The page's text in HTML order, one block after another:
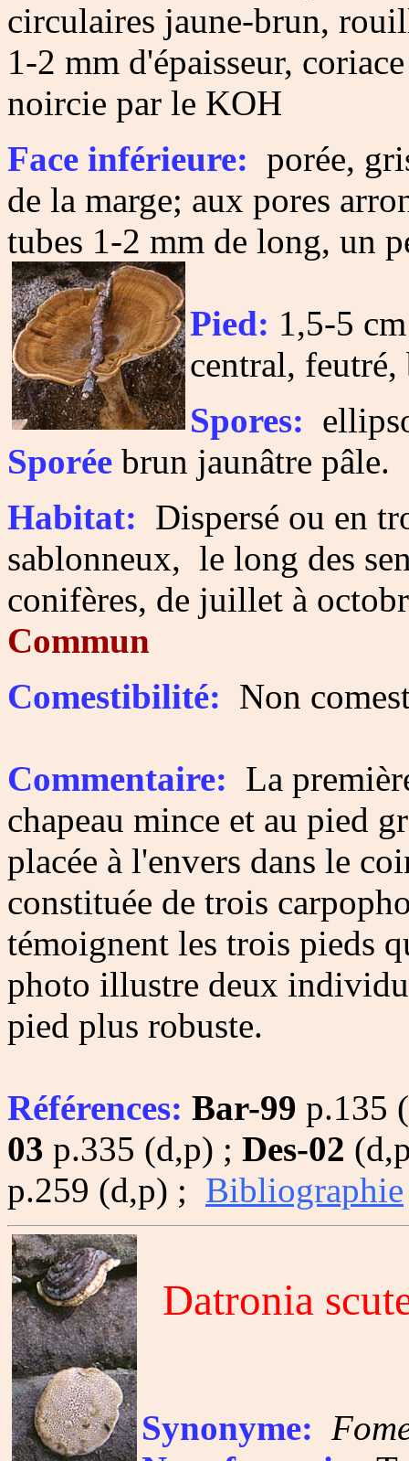
circulaires jaune-brun,
1-2 mm d'épaisseur,
noircie par le KOH
Face inférieure: porée,
de la marge; aux pores
tubes 1-2 mm de long, un
Pied: 1,5-5
central,
Spores:
Sporée brun jaunâtre pâle.
Habitat: Dispersé ou en
sablonneux, le long des
conifères, de juillet à
Commun
Comestibilité: Non
Commentaire: La
chapeau mince et au pied
placée à l'envers dans le
constituée de trois
témoignent les trois pieds
photo illustre deux
pied plus robuste.
Références: Bar-99 p.135
03 p.335 (d,p) ; Des-02
p.259 (d,p) ; Bibliographie
Datronia
Synonyme: